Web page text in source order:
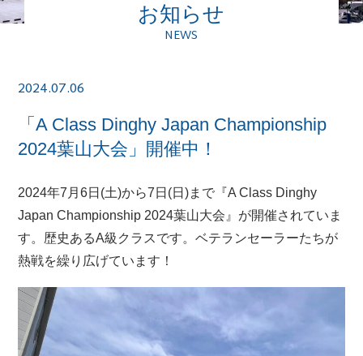
お知らせ
NEWS
2024.07.06
「A Class Dinghy Japan Championship
2024葉山大会」開催中！
2024年7月6日(土)から7日(日)まで『A Class Dinghy
Japan Championship 2024葉山大会』が開催されていま
す。歴史あるA級クラスです。ベテランセーラーたちが
熱戦を繰り広げています！